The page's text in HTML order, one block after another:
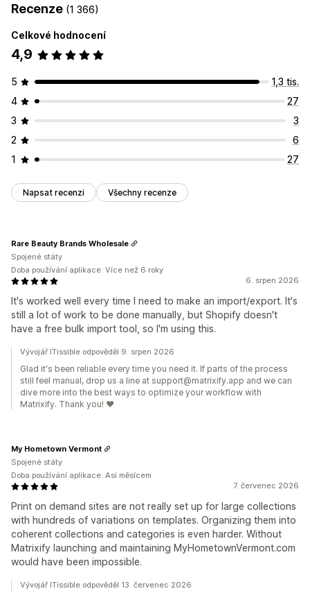
Recenze (1 366)
Celkové hodnocení
4,9
5
1,3 tis.
4
27
3
3
2
6
1
27
Napsat recenzi Všechny recenze
6. srpen 2026
It's worked well every time I need to make an import/export. It's
still a lot of work to be done manually, but Shopify doesn't
have a free bulk import tool, so I'm using this.
Rare Beauty Brands Wholesale
Spojené státy
Doba používání aplikace: Více než 6 roky
Vývojář ITissible odpověděl 9. srpen 2026
Glad it's been reliable every time you need it. If parts of the process
still feel manual, drop us a line at support@matrixify.app and we can
dive more into the best ways to optimize your workflow with
Matrixify. Thank you! ❤️
7. červenec 2026
Print on demand sites are not really set up for large collections
with hundreds of variations on templates. Organizing them into
coherent collections and categories is even harder. Without
Matrixify launching and maintaining MyHometownVermont.com
would have been impossible.
My Hometown Vermont
Spojené státy
Doba používání aplikace: Asi měsícem
Vývojář ITissible odpověděl 13. červenec 2026